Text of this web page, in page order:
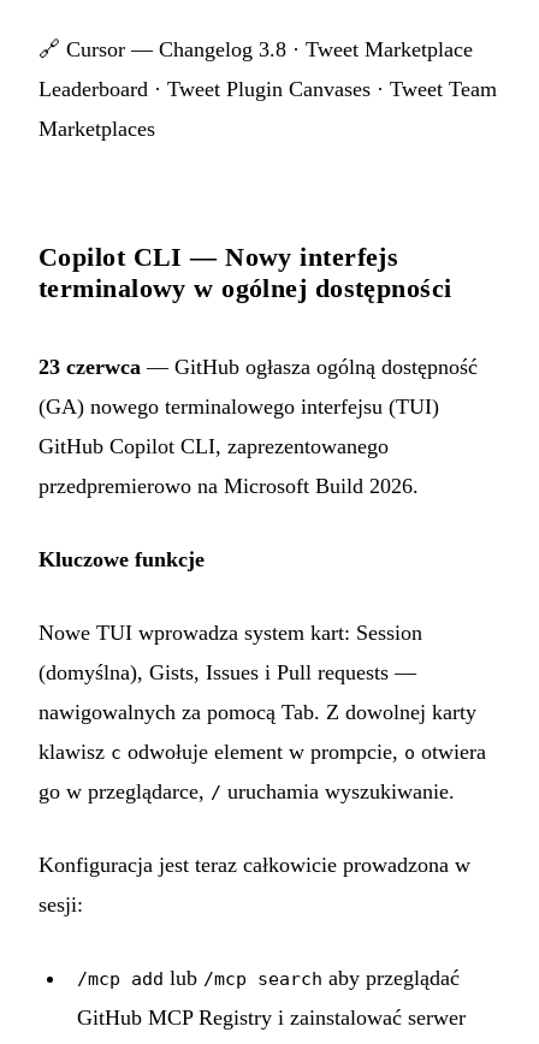
🔗 Cursor — Changelog 3.8 · Tweet Marketplace
Leaderboard · Tweet Plugin Canvases · Tweet Team
Marketplaces
Copilot CLI — Nowy interfejs
terminalowy w ogólnej dostępności
23 czerwca — GitHub ogłasza ogólną dostępność
(GA) nowego terminalowego interfejsu (TUI)
GitHub Copilot CLI, zaprezentowanego
przedpremierowo na Microsoft Build 2026.
Kluczowe funkcje
Nowe TUI wprowadza system kart: Session
(domyślna), Gists, Issues i Pull requests —
nawigowalnych za pomocą Tab. Z dowolnej karty
klawisz c odwołuje element w prompcie, o otwiera
go w przeglądarce, / uruchamia wyszukiwanie.
Konfiguracja jest teraz całkowicie prowadzona w
sesji:
/mcp add lub /mcp search aby przeglądać
GitHub MCP Registry i zainstalować serwer